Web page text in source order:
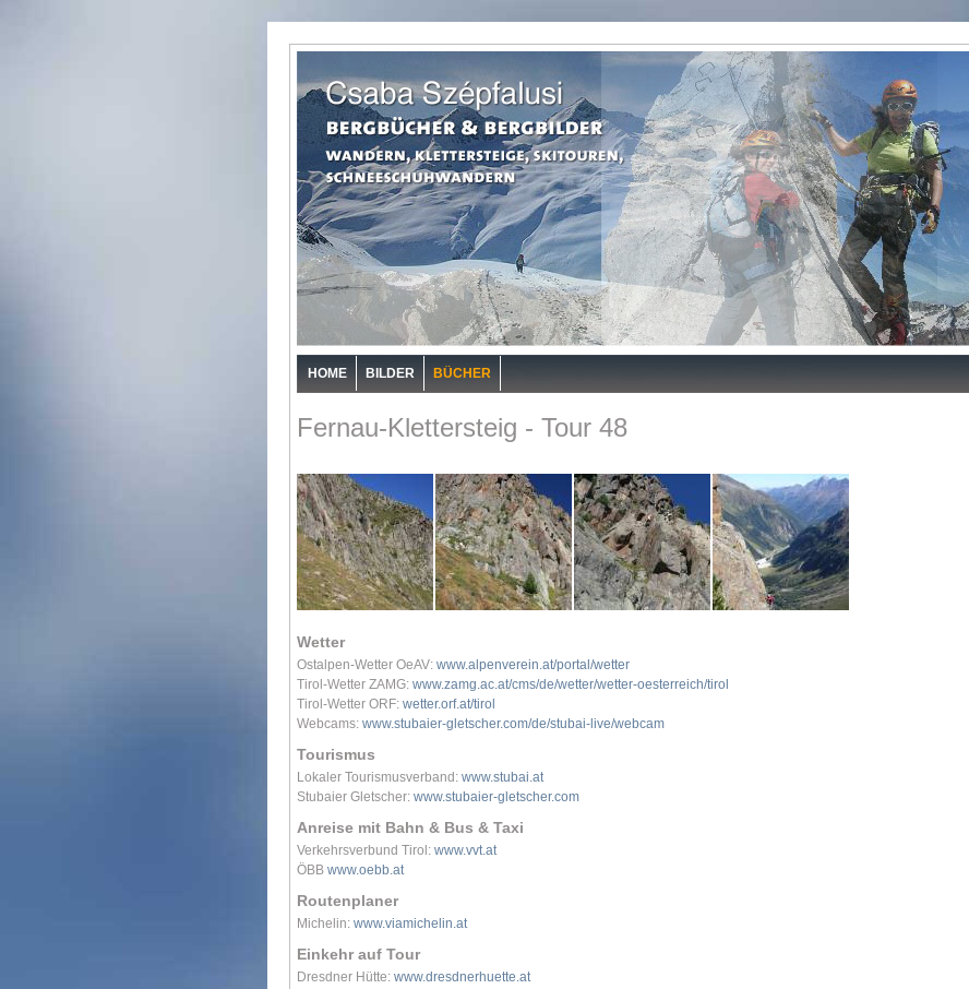
HOME BILDER BÜCHER
Fernau-Klettersteig - Tour 48
Wetter
Ostalpen-Wetter OeAV: www.alpenverein.at/portal/wetter
Tirol-Wetter ZAMG: www.zamg.ac.at/cms/de/wetter/wetter-oesterreich/tirol
Tirol-Wetter ORF: wetter.orf.at/tirol
Webcams: www.stubaier-gletscher.com/de/stubai-live/webcam
Tourismus
Lokaler Tourismusverband: www.stubai.at
Stubaier Gletscher: www.stubaier-gletscher.com
Anreise mit Bahn & Bus & Taxi
Verkehrsverbund Tirol: www.vvt.at
ÖBB www.oebb.at
Routenplaner
Michelin: www.viamichelin.at
Einkehr auf Tour
Dresdner Hütte: www.dresdnerhuette.at